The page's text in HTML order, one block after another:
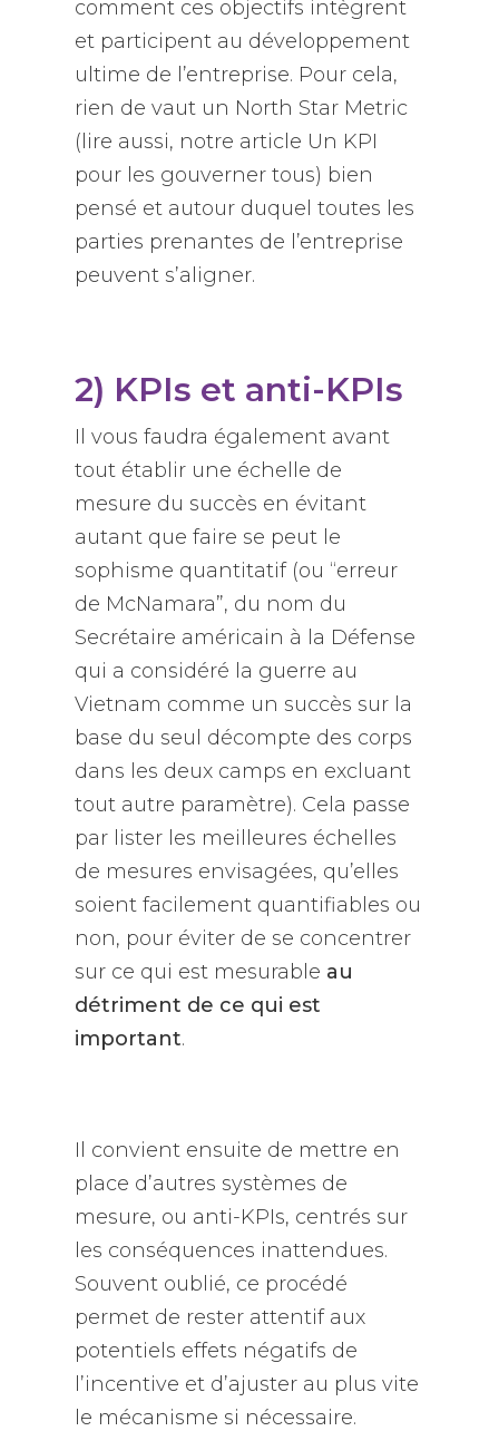
comment ces objectifs intègrent
et participent au développement
ultime de l’entreprise. Pour cela,
rien de vaut un North Star Metric
(lire aussi, notre article Un KPI
pour les gouverner tous) bien
pensé et autour duquel toutes les
parties prenantes de l’entreprise
peuvent s’aligner.
2) KPIs et anti-KPIs
Il vous faudra également avant
tout établir une échelle de
mesure du succès en évitant
autant que faire se peut le
sophisme quantitatif (ou “erreur
de McNamara”, du nom du
Secrétaire américain à la Défense
qui a considéré la guerre au
Vietnam comme un succès sur la
base du seul décompte des corps
dans les deux camps en excluant
tout autre paramètre). Cela passe
par lister les meilleures échelles
de mesures envisagées, qu’elles
soient facilement quantifiables ou
non, pour éviter de se concentrer
sur ce qui est mesurable au
détriment de ce qui est
important.
Il convient ensuite de mettre en
place d’autres systèmes de
mesure, ou anti-KPIs, centrés sur
les conséquences inattendues.
Souvent oublié, ce procédé
permet de rester attentif aux
potentiels effets négatifs de
l’incentive et d’ajuster au plus vite
le mécanisme si nécessaire.